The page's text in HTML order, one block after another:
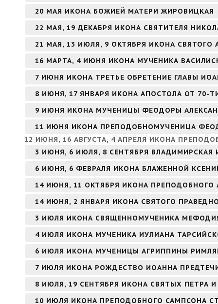
20 МАЯ ИКОНА БОЖИЕЙ МАТЕРИ ЖИРОВИЦКАЯ
22 МАЯ, 19 ДЕКАБРЯ ИКОНА СВЯТИТЕЛЯ
21 МАЯ, 13 ИЮЛЯ, 9 ОКТЯБРЯ ИКОНА
16 МАРТА, 4 ИЮНЯ ИКОНА МУЧЕНИКА
7 ИЮНЯ ИКОНА ТРЕТЬЕ ОБРЕТЕНИЕ ГЛАВЫ
8 ИЮНЯ, 17 ЯНВАРЯ ИКОНА АПОСТОЛА ОТ 70-
9 ИЮНЯ ИКОНА МУЧЕНИЦЫ ФЕОДОРЫ
11 ИЮНЯ ИКОНА ПРЕПОДОБНОМУЧЕНИЦА
12 ИЮНЯ, 16 АВГУСТА, 4 АПРЕЛЯ ИКОНА
3 ИЮНЯ, 6 ИЮЛЯ, 8 СЕНТЯБРЯ
6 ИЮНЯ, 6 ФЕВРАЛЯ ИКОНА БЛАЖЕННОЙ
14 ИЮНЯ, 11 ОКТЯБРЯ ИКОНА ПРЕПОДОБНОГО
14 ИЮНЯ, 2 ЯНВАРЯ ИКОНА СВЯТОГО
3 ИЮЛЯ ИКОНА СВЯЩЕННОМУЧЕНИКА
4 ИЮЛЯ ИКОНА МУЧЕНИКА ИУЛИАНА
6 ИЮЛЯ ИКОНА МУЧЕНИЦЫ АГРИППИНЫ
7 ИЮЛЯ ИКОНА РОЖДЕСТВО ИОАННА
8 ИЮЛЯ, 19 СЕНТЯБРЯ ИКОНА СВЯТЫХ ПЕТРА
10 ИЮЛЯ ИКОНА ПРЕПОДОБНОГО САМПСОНА